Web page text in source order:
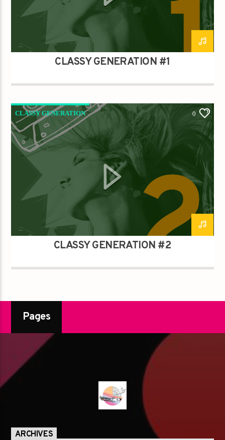
Titre
Artiste
CLASSY GENERATION #1
CLASSY GENERATION 0
CLASSY GENERATION #2
Pages
ARCHIVES